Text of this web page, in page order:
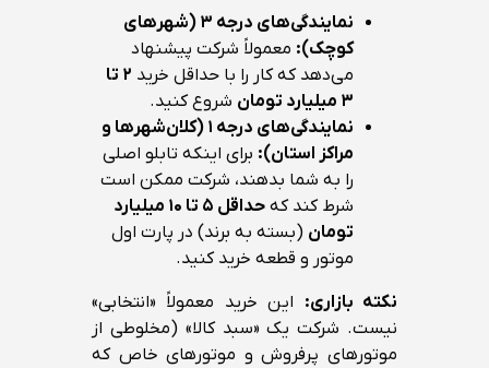
نمایندگی‌های درجه ۳ (شهرهای
کوچک): معمولاً شرکت پیشنهاد
می‌دهد که کار را با حداقل خرید
۲ تا
۳ میلیارد تومان
شروع کنید.
نمایندگی‌های درجه ۱ (کلان‌شهرها و
مراکز استان): برای اینکه تابلو اصلی
را به شما بدهند، شرکت ممکن است
شرط کند که
حداقل ۵ تا ۱۰ میلیارد
تومان (بسته به برند) در پارت اول
موتور و قطعه خرید کنید.
نکته بازاری: این خرید معمولاً «انتخابی»
نیست. شرکت یک «سبد کالا» (مخلوطی از
موتورهای پرفروش و موتورهای خاص که